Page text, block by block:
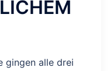
gingen alle drei